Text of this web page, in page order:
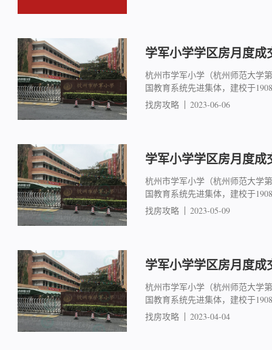
学军小学学区房月度
杭州市学军小学（杭州师范大学
国教育系统先进集体，建校于
找房攻略
2023-06-06
学军小学学区房月度
杭州市学军小学（杭州师范大学
国教育系统先进集体，建校于
找房攻略
2023-05-09
学军小学学区房月度
杭州市学军小学（杭州师范大学
国教育系统先进集体，建校于
找房攻略
2023-04-04